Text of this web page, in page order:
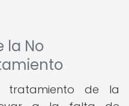
la No
tratamiento de la